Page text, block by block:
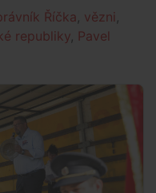
Říčka vězni
republiky Pavel